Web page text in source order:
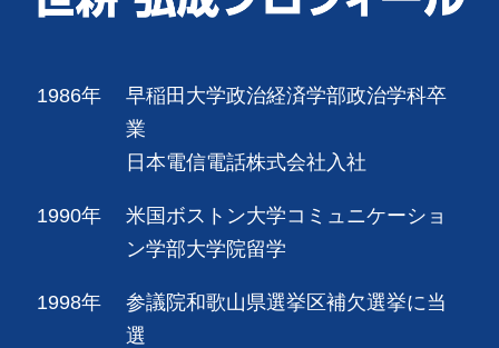
1986年
早稲田大学政治経済学部政治学科卒
業
日本電信電話株式会社入社
1990年
米国ボストン大学コミュニケーショ
ン学部大学院留学
1998年
参議院和歌山県選挙区補欠選挙に当
選